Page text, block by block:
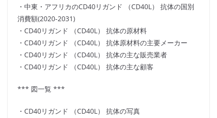
・中東・アフリカのCD40リガンド （CD40L） 抗体の国別
消費額(2020-2031)
・CD40リガンド （CD40L） 抗体の原材料
・CD40リガンド （CD40L） 抗体原材料の主要メーカー
・CD40リガンド （CD40L） 抗体の主な販売業者
・CD40リガンド （CD40L） 抗体の主な顧客
*** 図一覧 ***
・CD40リガンド （CD40L） 抗体の写真